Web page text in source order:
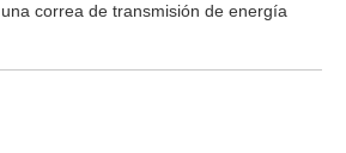
una correa de transmisión de energía